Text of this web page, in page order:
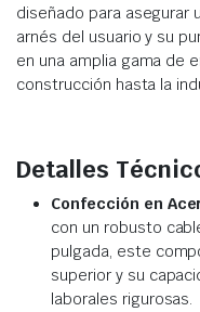
diseñado para asegurar
arnés del usuario y su
en una amplia gama de
construcción hasta la
Detalles
Confección en
con un robusto
pulgada, este
superior y su
laborales rigurosas.